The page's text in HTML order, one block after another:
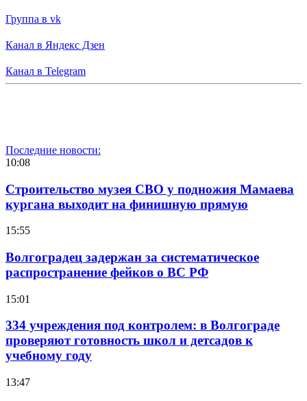
Группа в vk
Канал в Яндекс Дзен
Канал в Telegram
Последние новости:
10:08
Строительство музея СВО у подножия Мамаева
кургана выходит на финишную прямую
15:55
Волгоградец задержан за систематическое
распространение фейков о ВС РФ
15:01
334 учреждения под контролем: в Волгограде
проверяют готовность школ и детсадов к
учебному году
13:47